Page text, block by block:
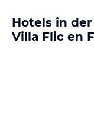
Hotels in
Villa Flic en